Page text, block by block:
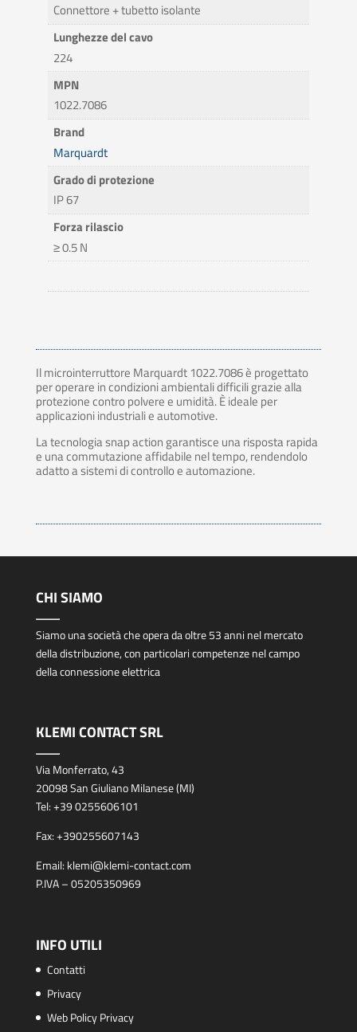
Connettore + tubetto isolante
Lunghezze del cavo
224
MPN
1022.7086
Brand
Marquardt
Grado di protezione
IP 67
Forza rilascio
≥ 0.5 N
Il microinterruttore Marquardt 1022.7086 è progettato
per operare in condizioni ambientali difficili grazie alla
protezione contro polvere e umidità. È ideale per
applicazioni industriali e automotive.
La tecnologia snap action garantisce una risposta rapida
e una commutazione affidabile nel tempo, rendendolo
adatto a sistemi di controllo e automazione.
CHI SIAMO
Siamo una società che opera da oltre 53 anni nel mercato
della distribuzione, con particolari competenze nel campo
della connessione elettrica
KLEMI CONTACT SRL
Via Monferrato, 43
20098 San Giuliano Milanese (MI)
Tel:+39 0255606101
Fax:+390255607143
Email: klemi@klemi-contact.com
P.IVA – 05205350969
INFO UTILI
Contatti
Privacy
Web Policy Privacy